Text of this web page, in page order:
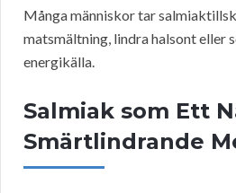
Många människor tar
matsmältning, lindra halsont eller
energikälla.
Salmiak som Ett
Smärtlindrande